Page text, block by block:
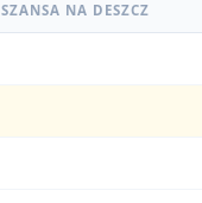
SZANSA NA DESZCZ